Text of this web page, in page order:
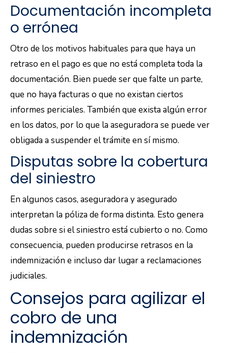
Documentación incompleta
o errónea
Otro de los motivos habituales para que haya un
retraso en el pago es que no está completa toda la
documentación. Bien puede ser que falte un parte,
que no haya facturas o que no existan ciertos
informes periciales. También que exista algún error
en los datos, por lo que la aseguradora se puede ver
obligada a suspender el trámite en sí mismo.
Disputas sobre la cobertura
del siniestro
En algunos casos, aseguradora y asegurado
interpretan la póliza de forma distinta. Esto genera
dudas sobre si el siniestro está cubierto o no. Como
consecuencia, pueden producirse retrasos en la
indemnización e incluso dar lugar a reclamaciones
judiciales.
Consejos para agilizar el
cobro de una
indemnización